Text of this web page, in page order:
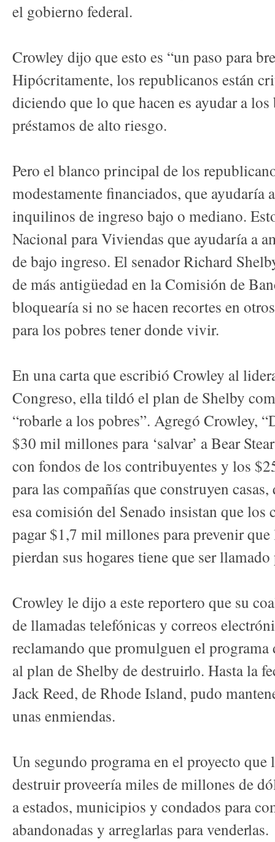
el gobierno federal.
Crowley dijo que esto es “un paso para
Hipócritamente, los republicanos están
diciendo que lo que hacen es ayudar a los
préstamos de alto riesgo.
Pero el blanco principal de los
modestamente financiados, que ayudaría
inquilinos de ingreso bajo o mediano.
Nacional para Viviendas que ayudaría a
de bajo ingreso. El senador Richard
de más antigüedad en la Comisión de
bloquearía si no se hacen recortes en
para los pobres tener donde vivir.
En una carta que escribió Crowley al
Congreso, ella tildó el plan de Shelby
“robarle a los pobres”. Agregó Crowley,
$30 mil millones para ‘salvar’ a Bear
con fondos de los contribuyentes y los
para las compañías que construyen
esa comisión del Senado insistan que los
pagar $1,7 mil millones para prevenir que
pierdan sus hogares tiene que ser
Crowley le dijo a este reportero que su
de llamadas telefónicas y correos
reclamando que promulguen el
al plan de Shelby de destruirlo. Hasta la
Jack Reed, de Rhode Island, pudo
unas enmiendas.
Un segundo programa en el proyecto
destruir proveería miles de millones de
a estados, municipios y condados para
abandonadas y arreglarlas para venderlas.